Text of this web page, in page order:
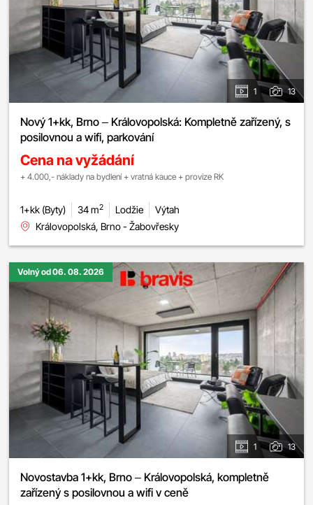
1 13
Nový 1+kk, Brno – Královopolská: Kompletně zařízený, s
posilovnou a wifi, parkování
Cena na vyžádání
+ 4.000,- náklady na bydlení + vratná kauce + provize RK
1+kk (Byty) 34 m2 Lodžie
Výtah
Královopolská, Brno - Žabovřesky
Volný od 06. 08. 2026
1 13
Novostavba 1+kk, Brno – Královopolská, kompletně
zařízený s posilovnou a wifi v ceně